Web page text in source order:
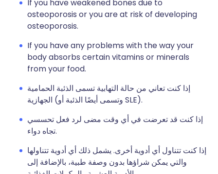
If you have weakened bones due to
osteoporosis or you are at risk of developing
osteoporosis.
If you have any problems with the way your
body absorbs certain vitamins or minerals
from your food.
إذا كنت تعاني من حالة التهابية تسمى الذئبة الحمامية
الجهازية (وتسمى أيضًا الذئبة أو SLE).
إذا كنت قد تعرضت في أي وقت مضى لرد فعل تحسسي
تجاه دواء.
إذا كنت تتناول أي أدوية أخرى. يشمل ذلك أي أدوية تتناولها
والتي يمكن شراؤها بدون وصفة طبية، بالإضافة إلى